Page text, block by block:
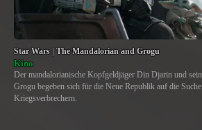
Star Wars | The Mandalorian and Grogu
Kino
Der mandalorianische Kopfgeldjäger Din Djarin und
Grogu begeben sich für die Neue Republik auf die
Kriegsverbrechern.